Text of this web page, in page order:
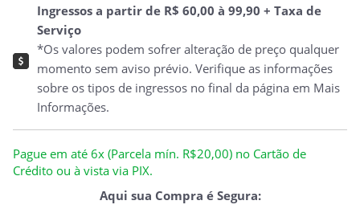
Ingressos a partir de R$ 60,00 à 99,90 + Taxa de
Serviço
*Os valores podem sofrer alteração de preço qualquer
momento sem aviso prévio. Verifique as informações
sobre os tipos de ingressos no final da página em Mais
Informações.
Pague em até 6x (Parcela mín. R$20,00) no Cartão de
Crédito ou à vista via PIX.
Aqui sua Compra é Segura: